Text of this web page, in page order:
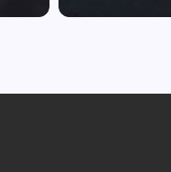
By Falah